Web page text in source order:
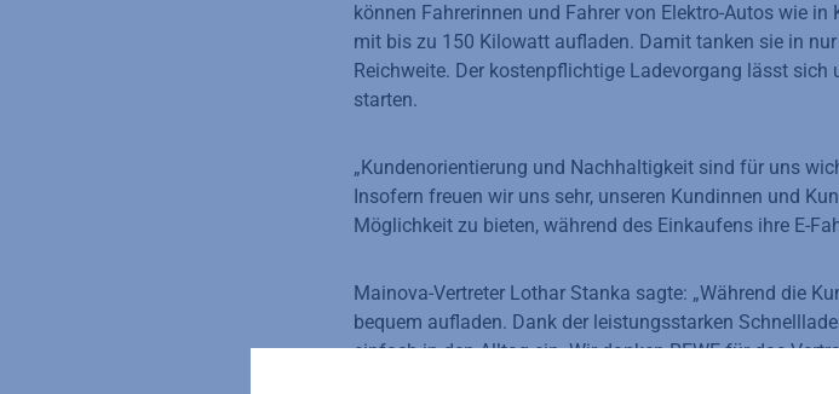
können Fahrerinnen und Fahrer von Elektro-Autos wie
mit bis zu 150 Kilowatt aufladen. Damit tanken sie in
Reichweite. Der kostenpflichtige Ladevorgang lässt sich
starten.
„Kundenorientierung und Nachhaltigkeit sind für uns
Insofern freuen wir uns sehr, unseren Kundinnen und
Möglichkeit zu bieten, während des Einkaufens ihre E-
Mainova-Vertreter Lothar Stanka sagte: „Während die
bequem aufladen. Dank der leistungsstarken
einfach in den Alltag ein. Wir danken REWE für das